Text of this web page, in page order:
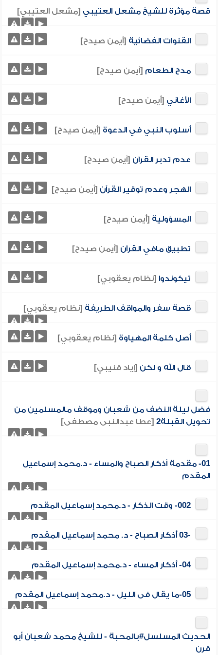
قصة مؤثرة للشيخ مشعل العتيبي [مشعل العتيبي]
القنوات الفضائية [أيمن صيدح]
مدح الطعام [أيمن صيدح]
الأغاني [أيمن صيدح]
أسلوب النبي في الدعوة [أيمن صيدح]
عدم تدبر القرآن [أيمن صيدح]
الهجر وعدم توقير القرآن [أيمن صيدح]
المسؤولية [أيمن صيدح]
تطبيق مافي القرآن [أيمن صيدح]
تيكوندوا [نظام يعقوبي]
قصة سفر والمواقف الطريفة [نظام يعقوبي]
أصل كلمة المهياوة [نظام يعقوبي]
قال الله و لكن [إياد قنيبي]
فضل ليلة النضف من شعبان وموقف مالمسلمين من
تحويل القبلة2
[عطا عبدالنبى مصطفى]
01- مقدمة أذكار الصباح والمساء - د.محمد إسماعيل
المقدم
002- وقت الذكار - د.محمد إسماعيل المقدم
-03 أذكار الصباح - د. محمد إسماعيل المقدم
04- أذكار المساء - د.محمد إسماعيل المقدم
05-ما يقال فى الليل - د.محمد إسماعيل المقدم
الحديث المسلسل#بالمحبة - للشيخ محمد شعبان أبو
قرن